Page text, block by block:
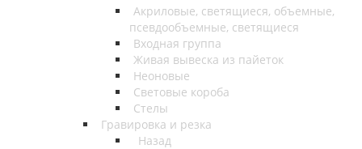
Акриловые, светящиеся, объемные,
псевдообъемные, светящиеся
Входная группа
Живая вывеска из пайеток
Неоновые
Световые короба
Стелы
Гравировка и резка
Назад